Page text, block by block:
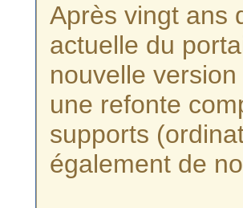
Après vingt ans
actuelle du
nouvelle version
une refonte
supports
également de